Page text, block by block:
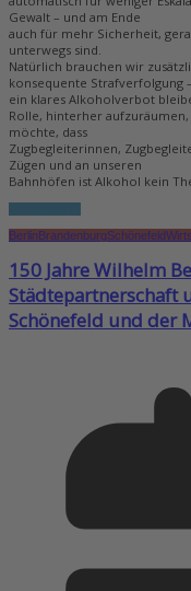
Gewalt – und am Ende
auch für mehr Sicherheit,
unterwegs sind.
Natürlich brauchen wir
konsequente Strafverfolgung
ein klares Alkoholverbot
Rolle, hinterher
möchte, dass
Zugbegleiterinnen,
Zügen und an unseren
Bahnhöfen ist Alkohol kein
BerlinBrandenburgSchönefeld
150 Jahre Wilhelm
Städtepartnerschaft
Schönefeld und der